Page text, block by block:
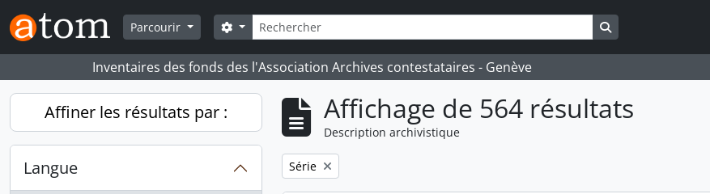
Skip to main content
Parcourir
Rechercher
Search options
Inventaires des fonds des l'Association Archives contestataires - Genève
Affiner les résultats par :
Langue
Affichage de 564 résultats
Description archivistique
Remove filter:
Série